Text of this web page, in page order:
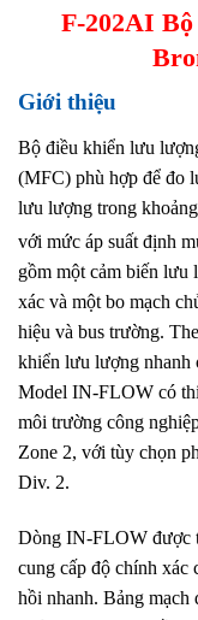
F-202AI
Giới thiệu
Bộ điều khiển lưu
(MFC) phù hợp để đo
lưu lượng trong
với mức áp suất định
gồm một cảm biến lưu
xác và một bo mạch
hiệu và bus trường.
khiển lưu lượng nhanh
Model IN-FLOW có
môi trường công
Zone 2, với tùy chọn
Div. 2.
Dòng IN-FLOW được
cung cấp độ chính xác
hồi nhanh. Bảng mạch